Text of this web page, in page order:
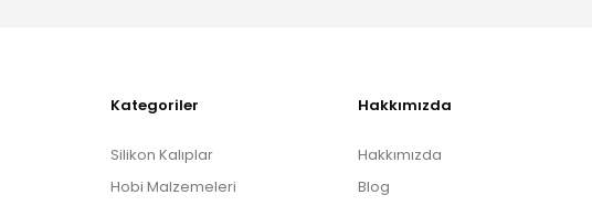
Kategoriler
Silikon Kalıplar
Hobi Malzemeleri
Hakkımızda
Hakkımızda
Blog